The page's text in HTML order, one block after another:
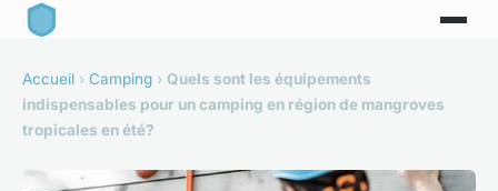
Accueil › Camping › Quels sont les équipements
indispensables pour un camping en région de mangroves
tropicales en été?